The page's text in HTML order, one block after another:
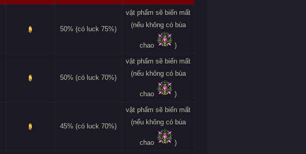
50% (có luck 75%)
vật phẩm sẽ biến mất
(nếu không có bùa
chao )
50% (có luck 70%)
vật phẩm sẽ biến mất
(nếu không có bùa
chao )
45% (có luck 70%)
vật phẩm sẽ biến mất
(nếu không có bùa
chao )